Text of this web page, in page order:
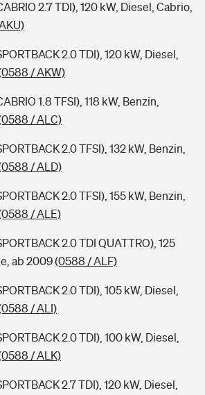
2.7 TDI), 120 kW, Diesel, Cabrio,
2.0 TDI), 120 kW, Diesel,
/ AKW)
1.8 TFSI), 118 kW, Benzin,
/ ALC)
2.0 TFSI), 132 kW, Benzin,
/ ALD)
2.0 TFSI), 155 kW, Benzin,
/ ALE)
2.0 TDI QUATTRO), 125
ab 2009(0588 / ALF)
2.0 TDI), 105 kW, Diesel,
/ ALI)
2.0 TDI), 100 kW, Diesel,
/ ALK)
2.7 TDI), 120 kW, Diesel,